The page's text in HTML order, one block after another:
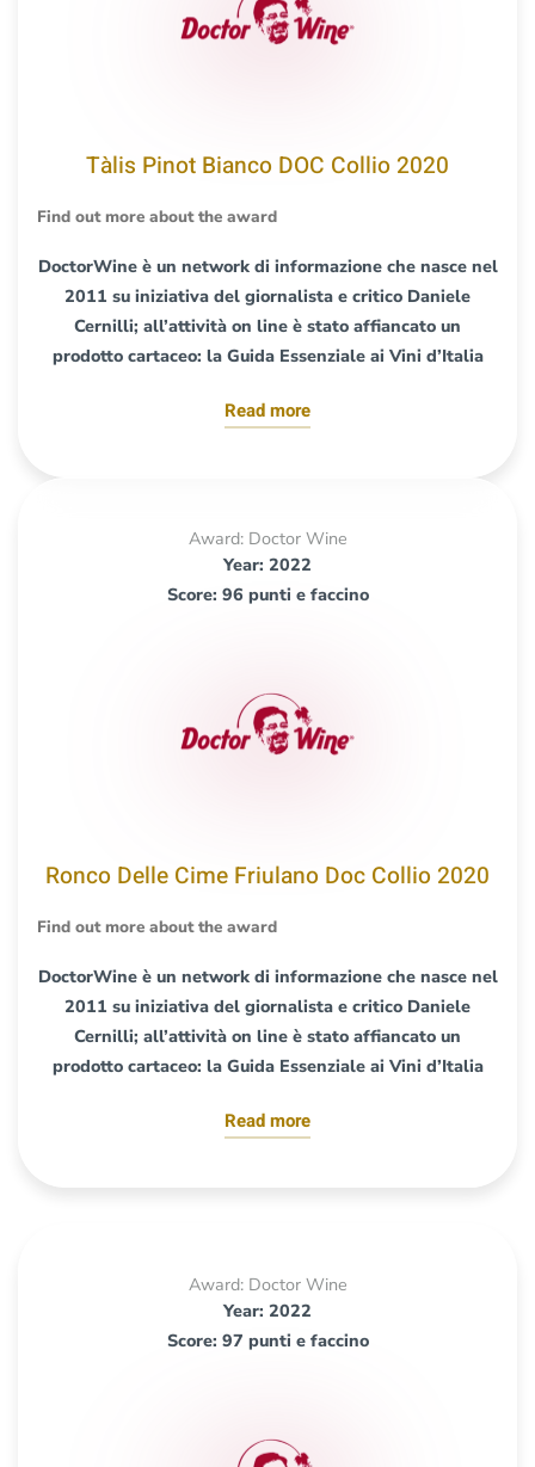
Tàlis Pinot Bianco DOC Collio 2020
Find out more about the award
DoctorWine è un network di informazione che nasce nel
2011 su iniziativa del giornalista e critico Daniele
Cernilli; all’attività on line è stato affiancato un
prodotto cartaceo: la Guida Essenziale ai Vini d’Italia
Read more
Award: Doctor Wine
Year: 2022
Score: 96 punti e faccino
Ronco Delle Cime Friulano Doc Collio 2020
Find out more about the award
DoctorWine è un network di informazione che nasce nel
2011 su iniziativa del giornalista e critico Daniele
Cernilli; all’attività on line è stato affiancato un
prodotto cartaceo: la Guida Essenziale ai Vini d’Italia
Read more
Award: Doctor Wine
Year: 2022
Score: 97 punti e faccino